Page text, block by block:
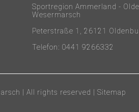
Sportregion Ammerland -
Wesermarsch
Peterstraße 1, 26121
Telefon: 0441 9266332
| All rights reserved |Sitemap